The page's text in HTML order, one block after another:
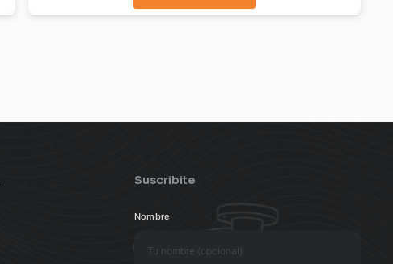
Suscribite
Nombre